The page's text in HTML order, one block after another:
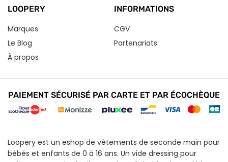
LOOPERY
Marques
Le Blog
À propos
INFORMATIONS
CGV
Partenariats
PAIEMENT SÉCURISÉ PAR CARTE ET PAR ÉCOCHÈQUE
Loopery est un eshop de vêtements de seconde main pour
bébés et enfants de 0 à 16 ans. Un vide dressing pour